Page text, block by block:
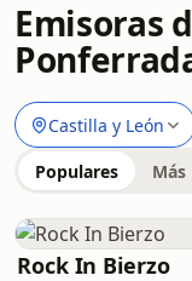
Emisoras
Castilla y León
Populares
Rock In Bierzo